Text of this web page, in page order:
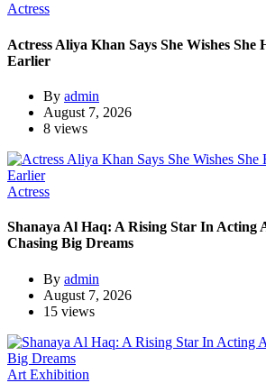
Actress
Actress Aliya Khan Says She Wishes She
Earlier
By admin
August 7, 2026
8 views
Actress
Shanaya Al Haq: A Rising Star In Acting
Chasing Big Dreams
By admin
August 7, 2026
15 views
Art Exhibition